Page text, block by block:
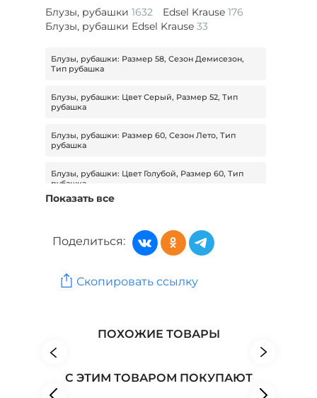
Блузы, рубашки 1632 Edsel Krause 176
Блузы, рубашки Edsel Krause 33
Блузы, рубашки: Размер 58, Сезон Демисезон,
Тип рубашка
Блузы, рубашки: Цвет Серый, Размер 52, Тип
рубашка
Блузы, рубашки: Размер 60, Сезон Лето, Тип
рубашка
Блузы, рубашки: Цвет Голубой, Размер 60, Тип
рубашка
Блузы, рубашки: Цвет Синий, Размер 60, Тип
Блузы, рубашки: Цвет Желтый, Размер 46-48
Женская одежда: Бренд Еленди
Показать все
Поделиться:
Скопировать ссылку
ПОХОЖИЕ ТОВАРЫ
С ЭТИМ ТОВАРОМ ПОКУПАЮТ